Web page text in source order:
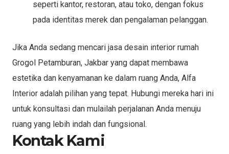
seperti kantor, restoran, atau toko, dengan fokus
pada identitas merek dan pengalaman pelanggan.
Jika Anda sedang mencari jasa desain interior rumah
Grogol Petamburan, Jakbar yang dapat membawa
estetika dan kenyamanan ke dalam ruang Anda, Alfa
Interior adalah pilihan yang tepat. Hubungi mereka hari ini
untuk konsultasi dan mulailah perjalanan Anda menuju
ruang yang lebih indah dan fungsional.
Kontak Kami